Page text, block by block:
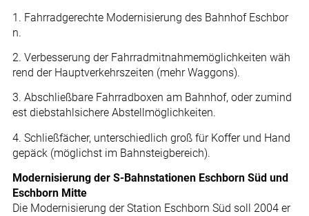
1. Fahrradgerechte Modernisierung des Bahnhof Eschbor
n.
2. Verbesserung der Fahrradmitnahmemöglichkeiten wäh
rend der Hauptverkehrszeiten (mehr Waggons).
3. Abschließbare Fahrradboxen am Bahnhof, oder zumind
est diebstahlsichere Abstellmöglichkeiten.
4. Schließfächer, unterschiedlich groß für Koffer und Hand
gepäck (möglichst im Bahnsteigbereich).
Modernisierung der S-Bahnstationen Eschborn Süd und
Eschborn Mitte
Die Modernisierung der Station Eschborn Süd soll 2004 er